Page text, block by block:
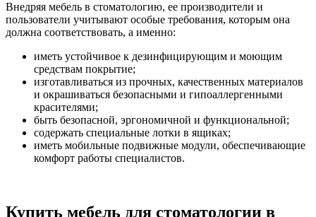
Внедряя мебель в стоматологию, ее производители и
пользователи учитывают особые требования, которым она
должна соответствовать, а именно:
иметь устойчивое к дезинфицирующим и моющим
средствам покрытие;
изготавливаться из прочных, качественных материалов
и окрашиваться безопасными и гипоаллергенными
красителями;
быть безопасной, эргономичной и функциональной;
содержать специальные лотки в ящиках;
иметь мобильные подвижные модули, обеспечивающие
комфорт работы специалистов.
Купить мебель для стоматологии в